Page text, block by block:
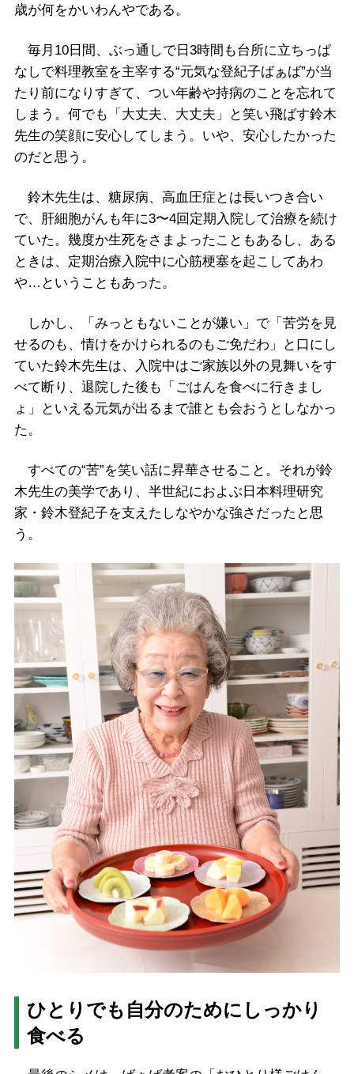
歳が何をかいわんやである。
毎月10日間、ぶっ通しで日3時間も台所に立ちっぱ
なしで料理教室を主宰する“元気な登紀子ばぁば”が当
たり前になりすぎて、つい年齢や持病のことを忘れて
しまう。何でも「大丈夫、大丈夫」と笑い飛ばす鈴木
先生の笑顔に安心してしまう。いや、安心したかった
のだと思う。
鈴木先生は、糖尿病、高血圧症とは長いつき合い
で、肝細胞がんも年に3〜4回定期入院して治療を続け
ていた。幾度か生死をさまよったこともあるし、ある
ときは、定期治療入院中に心筋梗塞を起こしてあわ
や…ということもあった。
しかし、「みっともないことが嫌い」で「苦労を見
せるのも、情けをかけられるのもご免だわ」と口にし
ていた鈴木先生は、入院中はご家族以外の見舞いをす
べて断り、退院した後も「ごはんを食べに行きまし
ょ」といえる元気が出るまで誰とも会おうとしなかっ
た。
すべての“苦”を笑い話に昇華させること。それが鈴
木先生の美学であり、半世紀におよぶ日本料理研究
家・鈴木登紀子を支えたしなやかな強さだったと思
う。
ひとりでも自分のためにしっかり
食べる